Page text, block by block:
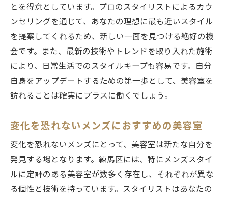
とを得意としています。プロのスタイリストによるカウ
ンセリングを通じて、あなたの理想に最も近いスタイル
を提案してくれるため、新しい一面を見つける絶好の機
会です。また、最新の技術やトレンドを取り入れた施術
により、日常生活でのスタイルキープも容易です。自分
自身をアップデートするための第一歩として、美容室を
訪れることは確実にプラスに働くでしょう。
変化を恐れないメンズにおすすめの美容室
変化を恐れないメンズにとって、美容室は新たな自分を
発見する場となります。練馬区には、特にメンズスタイ
ルに定評のある美容室が数多く存在し、それぞれが異な
る個性と技術を持っています。スタイリストはあなたの